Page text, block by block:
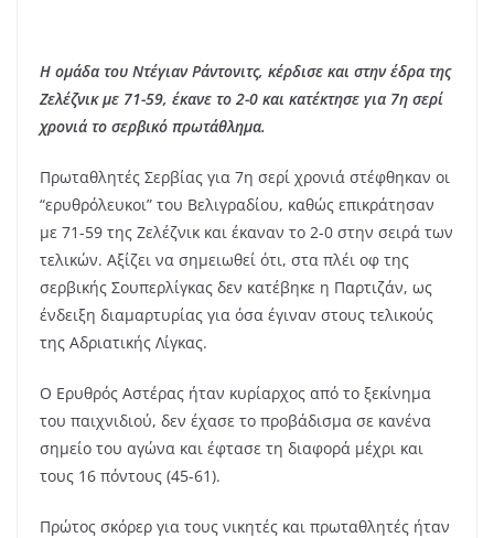
Η ομάδα του Ντέγιαν Ράντονιτς, κέρδισε και στην έδρα της
Ζελέζνικ με 71-59, έκανε το 2-0 και κατέκτησε για 7η σερί
χρονιά το σερβικό πρωτάθλημα.
Πρωταθλητές Σερβίας για 7η σερί χρονιά στέφθηκαν οι
“ερυθρόλευκοι” του Βελιγραδίου, καθώς επικράτησαν
με 71-59 της Ζελέζνικ και έκαναν το 2-0 στην σειρά των
τελικών. Αξίζει να σημειωθεί ότι, στα πλέι οφ της
σερβικής Σουπερλίγκας δεν κατέβηκε η Παρτιζάν, ως
ένδειξη διαμαρτυρίας για όσα έγιναν στους τελικούς
της Αδριατικής Λίγκας.
Ο Ερυθρός Αστέρας ήταν κυρίαρχος από το ξεκίνημα
του παιχνιδιού, δεν έχασε το προβάδισμα σε κανένα
σημείο του αγώνα και έφτασε τη διαφορά μέχρι και
τους 16 πόντους (45-61).
Πρώτος σκόρερ για τους νικητές και πρωταθλητές ήταν